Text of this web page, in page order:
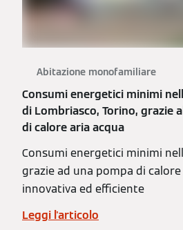
Abitazione monofamiliare
Consumi energetici minimi
di Lombriasco, Torino, grazie
di calore aria acqua
Consumi energetici minimi
grazie ad una pompa di
innovativa ed efficiente
Leggi l'articolo